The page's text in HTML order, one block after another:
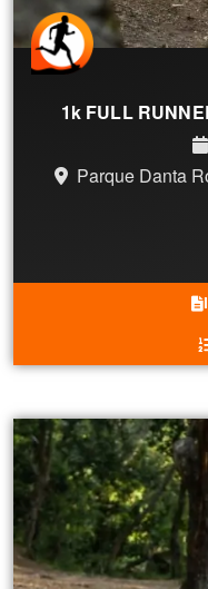
1k FULL
Parque Danta